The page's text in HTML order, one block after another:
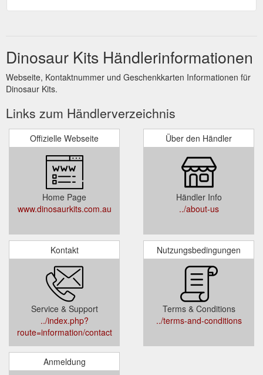
Dinosaur Kits Händlerinformationen
Webseite, Kontaktnummer und Geschenkkarten Informationen für
Dinosaur Kits.
Links zum Händlerverzeichnis
Offizielle Webseite
Home Page
www.dinosaurkits.com.au
Über den Händler
Händler Info
../about-us
Kontakt
Service & Support
../index.php?
route=information/contact
Nutzungsbedingungen
Terms & Conditions
../terms-and-conditions
Anmeldung